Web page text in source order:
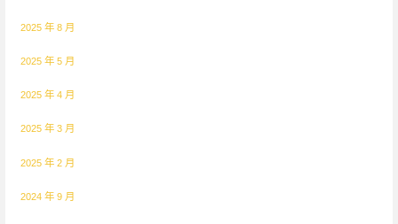
2025 年 8 月
2025 年 5 月
2025 年 4 月
2025 年 3 月
2025 年 2 月
2024 年 9 月